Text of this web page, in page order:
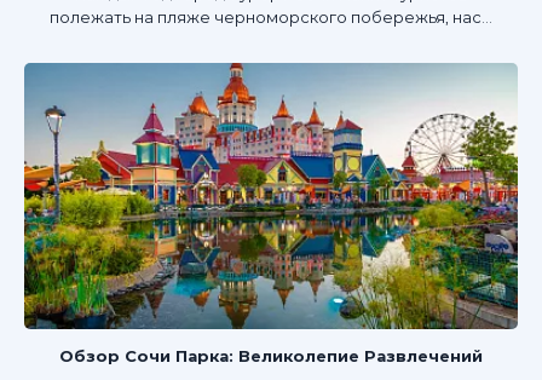
полежать на пляже черноморского побережья, нас...
Обзор Сочи Парка: Великолепие Развлечений